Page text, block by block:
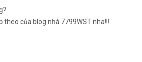
theo của blog nhà 7799WST nha!!!